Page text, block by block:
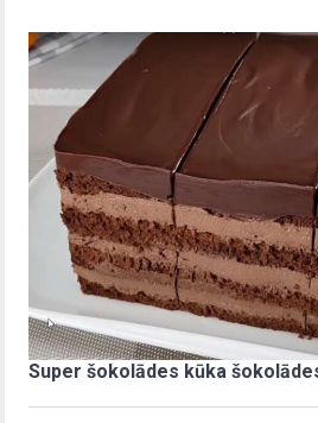
Super šokolādes kūka